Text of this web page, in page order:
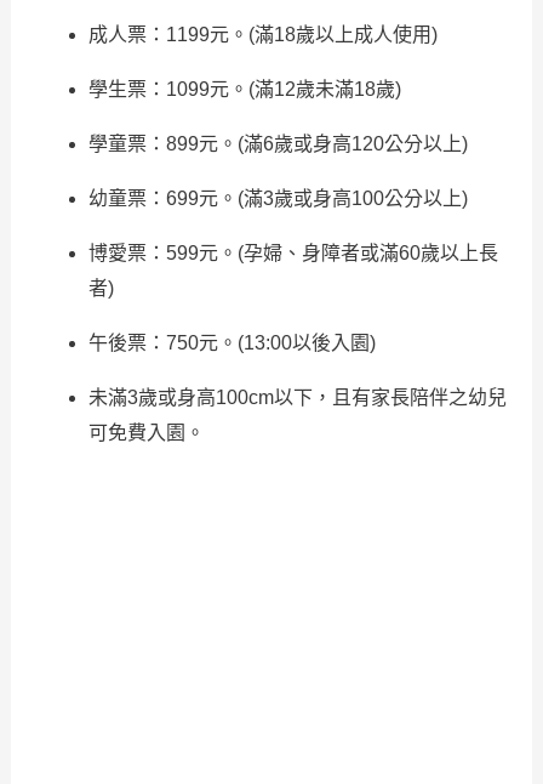
成人票：1199元。(滿18歲以上成人使用)
學生票：1099元。(滿12歲未滿18歲)
學童票：899元。(滿6歲或身高120公分以上)
幼童票：699元。(滿3歲或身高100公分以上)
博愛票：599元。(孕婦、身障者或滿60歲以上長
者)
午後票：750元。(13:00以後入園)
未滿3歲或身高100cm以下，且有家長陪伴之幼兒
可免費入園。